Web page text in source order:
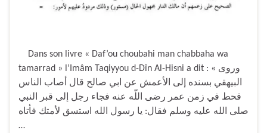
Dans son livre « Daf’ou choubahi man chabbaha wa
tamarrad » l’Imâm Taqiyyou d-Dîn Al-Hisni a dit : « وروى
البيهقي بسنده إلى الأعمش عن ابي صالح قال أصاب الناس
قحط في زمن عمر رضى اللّه عنه فجاء رجل إلى قبر النبي
صلى الله عليه وسلم فقال: يا رسول الله استسق لأمتك فأتاه
…